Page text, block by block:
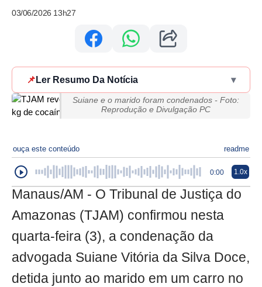
03/06/2026 13h27
📌 Ler Resumo Da Notícia ▾
Suiane e o marido foram condenados - Foto:
Reprodução e Divulgação PC
ouça este conteúdo readme
0:00 1.0x
Manaus/AM - O Tribunal de Justiça do
Amazonas (TJAM) confirmou nesta
quarta-feira (3), a condenação da
advogada Suiane Vitória da Silva Doce,
detida junto ao marido em um carro no